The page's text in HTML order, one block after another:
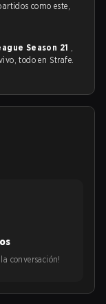
como este,
Season 21 ,
todo en Strafe.
conversación!